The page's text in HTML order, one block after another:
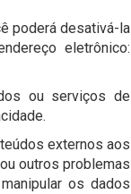
poderá desativá-la
eletrônico:
ou serviços de
externos aos
outros problemas
os dados